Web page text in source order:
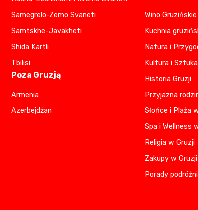
Samegrelo-Zemo Svaneti
Samtskhe-Javakheti
Shida Kartli
Tbilisi
Poza Gruzją
Armenia
Azerbejdżan
Wino Gruzińskie
Kuchnia
Natura i
Kultura i
Historia Gruzji
Przyjazna
Słońce i Plaża
Spa i Wellness
Religia w Gruzji
Zakupy w Gruzji
Porady